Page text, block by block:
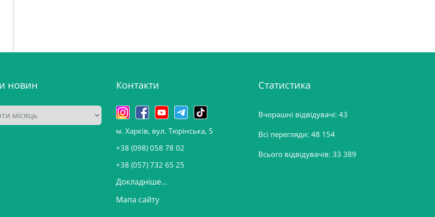
новин Контакти
м. Харків, вул. Тюрінська, 5
+38 (098) 058 78 02
+38 (057) 732 65 25
Докладніше...
Мапа сайту
Статистика
Вчорашні відвідувачі: 43
Всі перегляди: 48 154
Всього відвідувачів: 33 389